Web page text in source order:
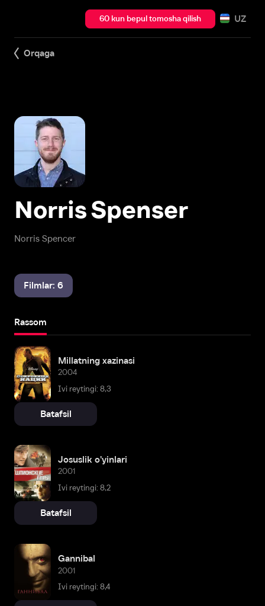
60 kun bepul tomosha qilish UZ
Orqaga
Norris Spencer
Norris Spenser
Filmlar: 6
Rassom
Millatning xazinasi
2004
Ivi reytingi: 8,3
Batafsil
Josuslik o'yinlari
2001
Ivi reytingi: 8,2
Batafsil
Gannibal
2001
Ivi reytingi: 8,4